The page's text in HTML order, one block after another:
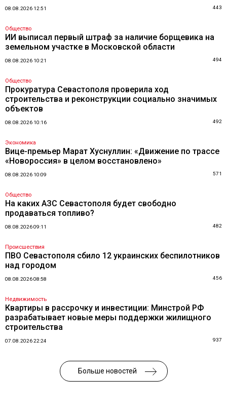
08.08.2026 12:51 443
Общество
ИИ выписал первый штраф за наличие борщевика на
земельном участке в Московской области
08.08.2026 10:21 494
Общество
Прокуратура Севастополя проверила ход
строительства и реконструкции социально значимых
объектов
08.08.2026 10:16 492
Экономика
Вице-премьер Марат Хуснуллин: «Движение по трассе
«Новороссия» в целом восстановлено»
08.08.2026 10:09 571
Общество
На каких АЗС Севастополя будет свободно
продаваться топливо?
08.08.2026 09:11 482
Происшествия
ПВО Севастополя сбило 12 украинских беспилотников
над городом
08.08.2026 08:58 456
Недвижимость
Квартиры в рассрочку и инвестиции: Минстрой РФ
разрабатывает новые меры поддержки жилищного
строительства
07.08.2026 22:24 937
Больше новостей